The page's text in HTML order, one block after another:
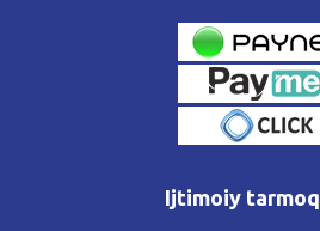
Ijtimoiy